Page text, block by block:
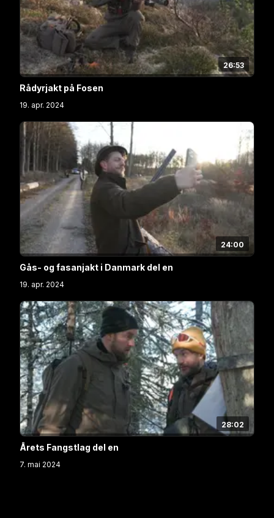
26:53
Rådyrjakt på Fosen
19. apr. 2024
24:00
Gås- og fasanjakt i Danmark del en
19. apr. 2024
28:02
Årets Fangstlag del en
7. mai 2024